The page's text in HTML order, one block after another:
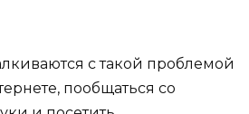
с такой проблемой
пообщаться со